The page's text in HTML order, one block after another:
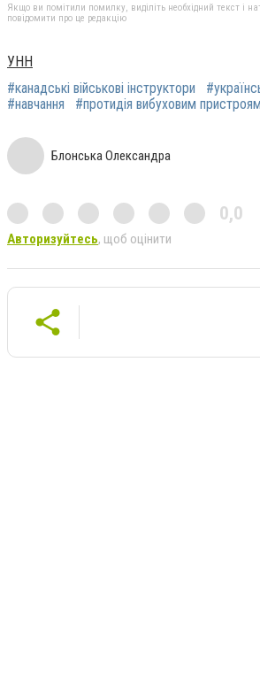
Якщо ви помітили помилку, виділіть необхідний текст і
повідомити про це редакцію
УНН
#канадські військові інструктори
#навчання
#протидія вибуховим пристроям
Блонська Олександра
0,0
Авторизуйтесь, щоб оцінити